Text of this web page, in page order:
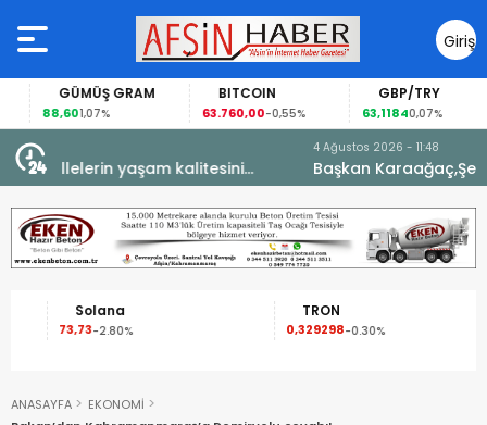
Giriş
Yap
GÜMÜŞ GRAM
88,601,07%
BITCOIN
63.760,00-0,55%
GBP/TRY
63,11840,07%
Başkan Karaağaç,Şehit kabirleri ziyaretiyle görevine
başladı.
Solana
73,73 -2.80%
TRON
0,329298-0.30%
ANASAYFA
EKONOMİ